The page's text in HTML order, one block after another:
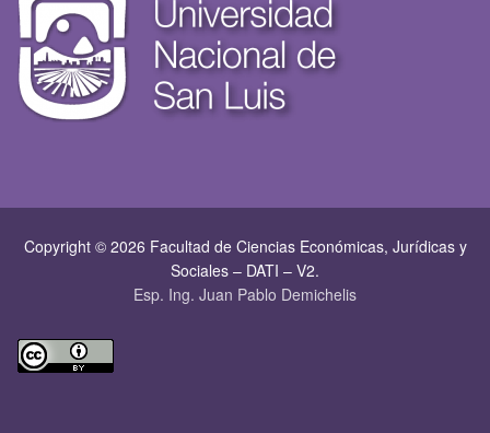
Copyright © 2026 Facultad de Ciencias Económicas, Jurí­dicas y
Sociales – DATI – V2.
Esp. Ing. Juan Pablo Demichelis